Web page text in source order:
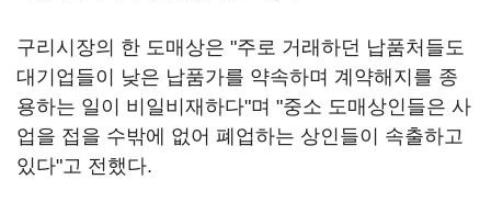
구리시장의 한 도매상은 "주로 거래하던 납품처들도
대기업들이 낮은 납품가를 약속하며 계약해지를 종
용하는 일이 비일비재하다"며 "중소 도매상인들은 사
업을 접을 수밖에 없어 폐업하는 상인들이 속출하고
있다"고 전했다.